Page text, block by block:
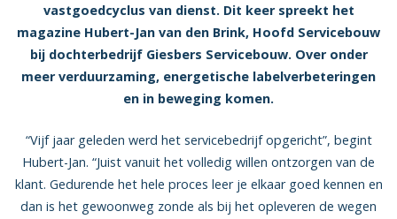
vastgoedcyclus van dienst. Dit keer spreekt het
magazine Hubert-Jan van den Brink, Hoofd Servicebouw
bij dochterbedrijf Giesbers Servicebouw. Over onder
meer verduurzaming, energetische labelverbeteringen
en in beweging komen.
“Vijf jaar geleden werd het servicebedrijf opgericht”, begint
Hubert-Jan. “Juist vanuit het volledig willen ontzorgen van de
klant. Gedurende het hele proces leer je elkaar goed kennen en
dan is het gewoonweg zonde als bij het opleveren de wegen